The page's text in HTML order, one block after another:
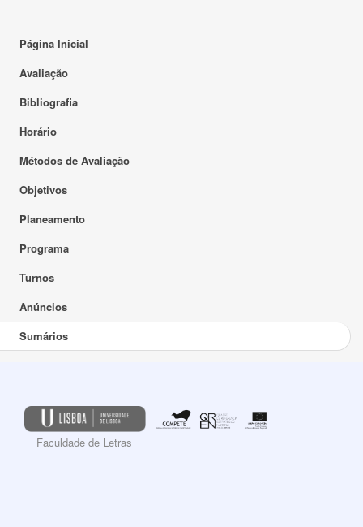
Página Inicial
Avaliação
Bibliografia
Horário
Métodos de Avaliação
Objetivos
Planeamento
Programa
Turnos
Anúncios
Sumários
Faculdade de Letras